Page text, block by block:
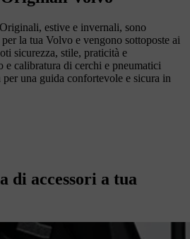
estive e invernali, sono
la tua Volvo e vengono sottoposte ai
sicurezza, stile, praticità e
e calibratura di cerchi e pneumatici
una guida confortevole e sicura in
di accessori a tua